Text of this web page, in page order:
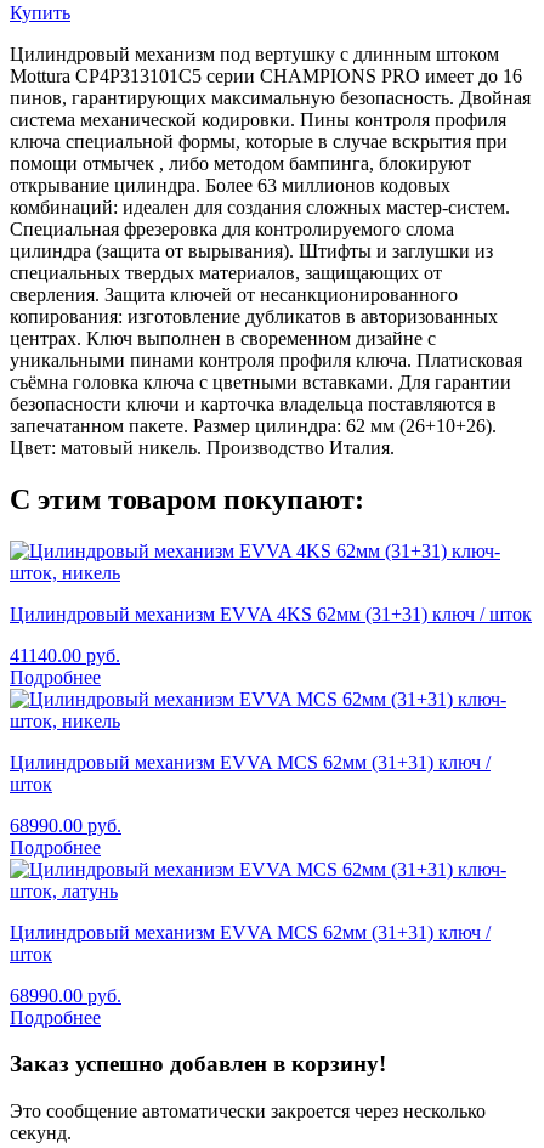
Купить
Цилиндровый механизм под вертушку с длинным штоком
Mottura CP4P313101C5 серии CHAMPIONS PRO имеет до 16
пинов, гарантирующих максимальную безопасность. Двойная
система механической кодировки. Пины контроля профиля
ключа специальной формы, которые в случае вскрытия при
помощи отмычек , либо методом бампинга, блокируют
открывание цилиндра. Более 63 миллионов кодовых
комбинаций: идеален для создания сложных мастер-систем.
Специальная фрезеровка для контролируемого слома
цилиндра (защита от вырывания). Штифты и заглушки из
специальных твердых материалов, защищающих от
сверления. Защита ключей от несанкционированного
копирования: изготовление дубликатов в авторизованных
центрах. Ключ выполнен в своременном дизайне с
уникальными пинами контроля профиля ключа. Платисковая
съёмна головка ключа с цветными вставками. Для гарантии
безопасности ключи и карточка владельца поставляются в
запечатанном пакете. Размер цилиндра: 62 мм (26+10+26).
Цвет: матовый никель. Производство Италия.
С этим товаром покупают:
Цилиндровый механизм EVVA 4KS 62мм (31+31) ключ / шток
41140.00 руб.
Подробнее
Цилиндровый механизм EVVA MCS 62мм (31+31) ключ /
шток
68990.00 руб.
Подробнее
Цилиндровый механизм EVVA MCS 62мм (31+31) ключ /
шток
68990.00 руб.
Подробнее
Заказ успешно добавлен в корзину!
Это сообщение автоматически закроется через несколько
секунд.